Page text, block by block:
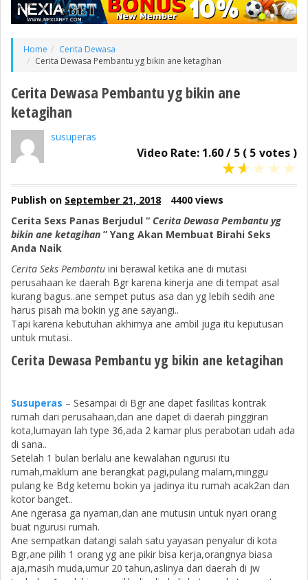
Home
Cerita Dewasa
Cerita Dewasa Pembantu yg bikin ane ketagihan
Cerita Dewasa Pembantu yg bikin ane
ketagihan
susuperas
Video Rate: 1.60/ 5 ( 5 votes )
★★★★★
Publish on September 21, 2018
4400 views
Cerita Sexs Panas Berjudul “ Cerita Dewasa Pembantu yg
bikin ane ketagihan ” Yang Akan Membuat Birahi Seks
Anda Naik
Cerita Seks Pembantu ini berawal ketika ane di mutasi
perusahaan ke daerah Bgr karena kinerja ane di tempat asal
kurang bagus..ane sempet putus asa dan yg lebih sedih ane
harus pisah ma bokin yg ane sayangi..
Tapi karena kebutuhan akhirnya ane ambil juga itu keputusan
untuk mutasi..
Cerita Dewasa Pembantu yg bikin ane ketagihan
Susuperas – Sesampai di Bgr ane dapet fasilitas kontrak
rumah dari perusahaan,dan ane dapet di daerah pinggiran
kota,lumayan lah type 36,ada 2 kamar plus perabotan udah ada
di sana..
Setelah 1 bulan berlalu ane kewalahan ngurusi itu
rumah,maklum ane berangkat pagi,pulang malam,minggu
pulang ke Bdg ketemu bokin ya jadinya itu rumah acak2an dan
kotor banget..
Ane ngerasa ga nyaman,dan ane mutusin untuk nyari orang
buat ngurusi rumah.
Ane sempatkan datangi salah satu yayasan penyalur di kota
Bgr,ane pilih 1 orang yg ane pikir bisa kerja,orangnya biasa
aja,masih muda,umur 20 tahun,aslinya dari daerah di jw